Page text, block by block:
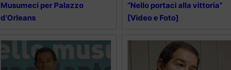
Musumeci per Palazzo
d’Orleans
“Nello portaci alla vittoria”
[Video e Foto]